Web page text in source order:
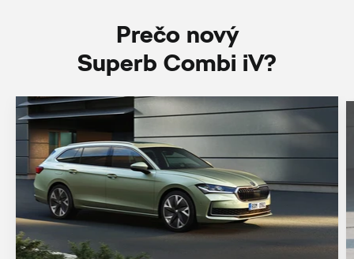
Prečo nový
Superb Combi iV?